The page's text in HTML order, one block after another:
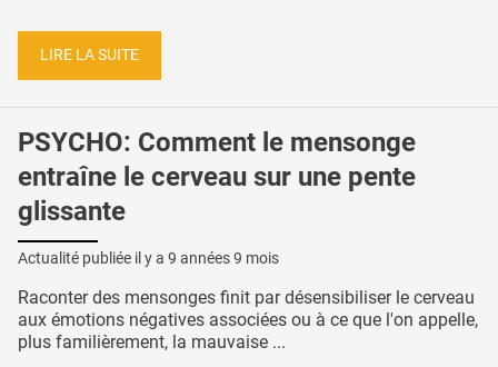
LIRE LA SUITE
PSYCHO: Comment le mensonge
entraîne le cerveau sur une pente
glissante
Actualité publiée il y a 9 années 9 mois
Raconter des mensonges finit par désensibiliser le cerveau
aux émotions négatives associées ou à ce que l'on appelle,
plus familièrement, la mauvaise ...